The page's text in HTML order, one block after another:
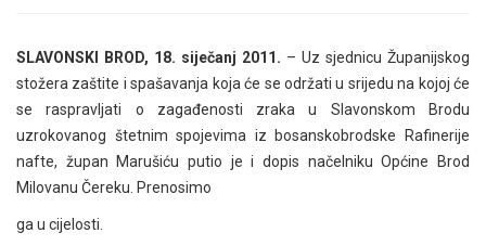
SLAVONSKI BROD, 18. siječanj 2011. – Uz sjednicu Županijskog
stožera zaštite i spašavanja koja će se održati u srijedu na kojoj će
se raspravljati o zagađenosti zraka u Slavonskom Brodu
uzrokovanog štetnim spojevima iz bosanskobrodske Rafinerije
nafte, župan Marušiću putio je i dopis načelniku Općine Brod
Milovanu Čereku. Prenosimo
ga u cijelosti.